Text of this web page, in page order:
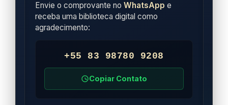
Envie o comprovante noWhatsApp e
receba uma biblioteca digital como
agradecimento:
+55 83 98780 9208
Copiar Contato